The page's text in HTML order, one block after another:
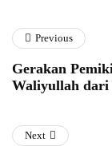
Previous
Gerakan
Waliyullah dari
Next